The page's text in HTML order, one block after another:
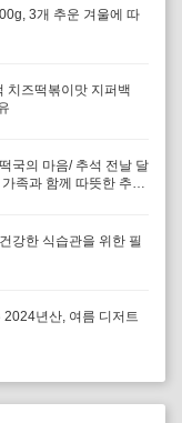
3개 추운 겨울에 따
치즈떡볶이맛 지퍼백
국의 마음/ 추석 전날 달
족과 함께 따뜻한 추억
강한 식습관을 위한 필
년산, 여름 디저트